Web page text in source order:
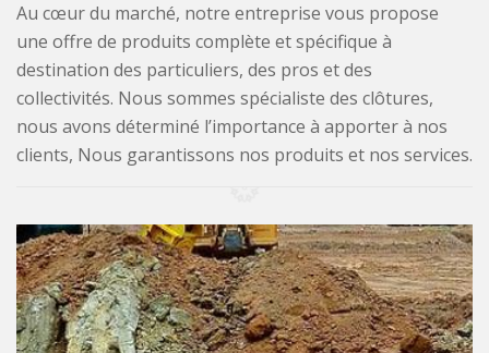
Au cœur du marché, notre entreprise vous propose
une offre de produits complète et spécifique à
destination des particuliers, des pros et des
collectivités. Nous sommes spécialiste des clôtures,
nous avons déterminé l’importance à apporter à nos
clients, Nous garantissons nos produits et nos services.